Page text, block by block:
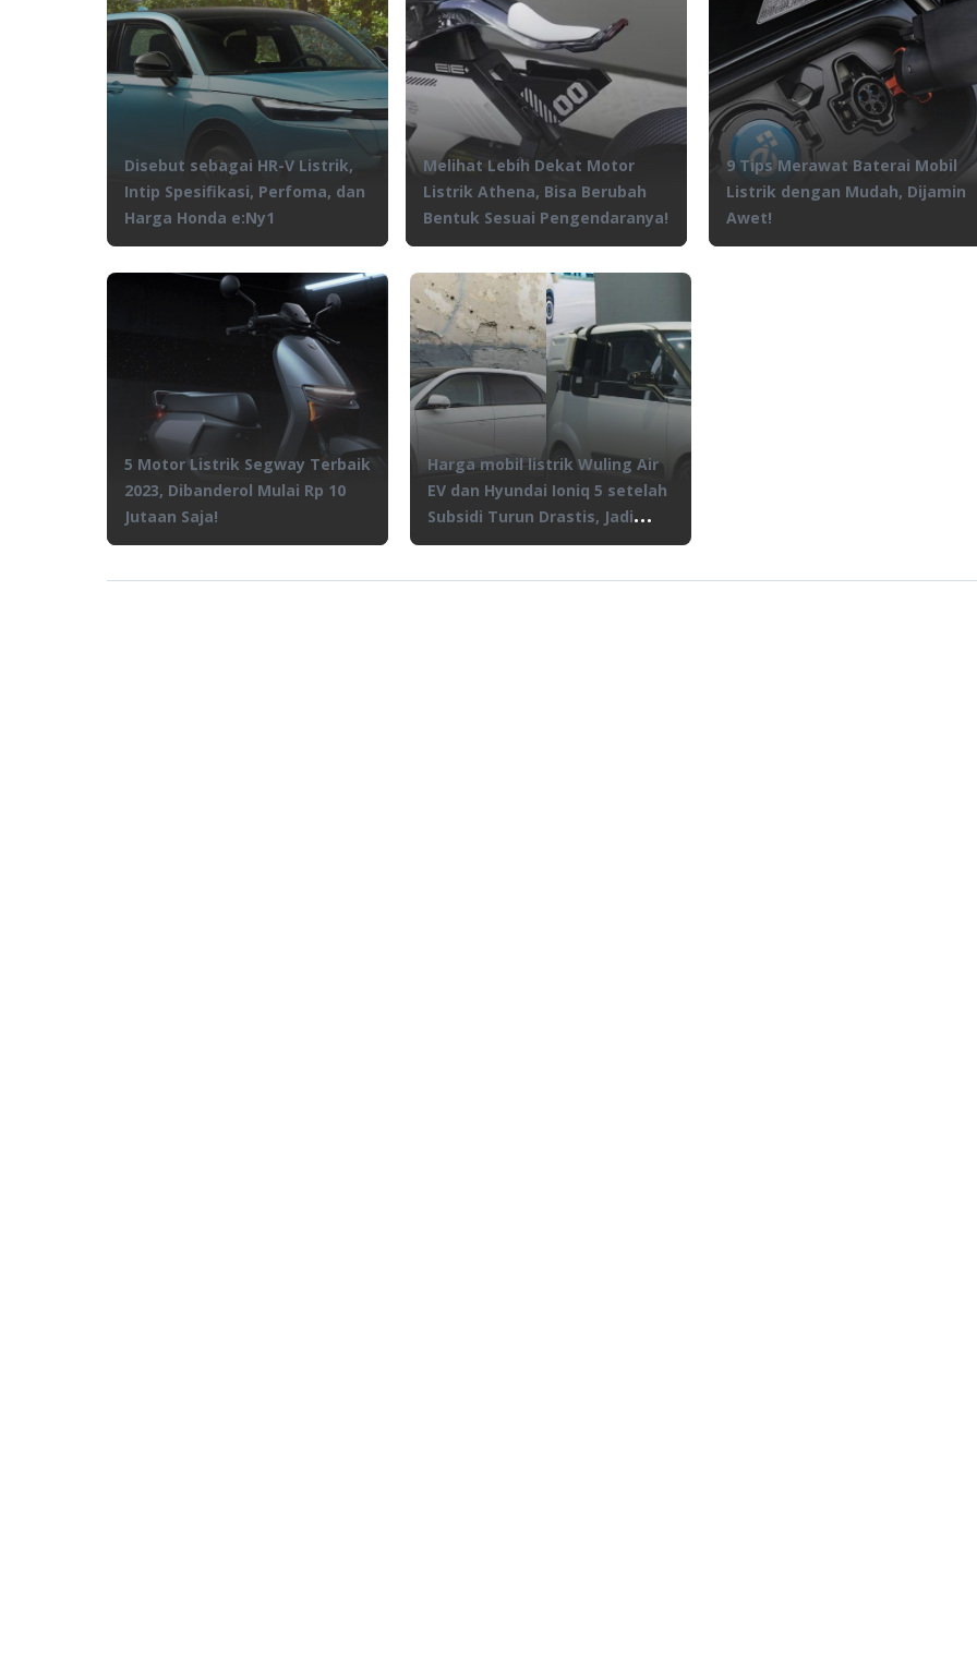
Disebut sebagai HR-V Listrik,
Intip Spesifikasi, Perfoma, dan
Harga Honda e:Ny1
Melihat Lebih Dekat Motor
Listrik Athena, Bisa Berubah
Bentuk Sesuai Pengendaranya!
9 Tips Merawat Baterai Mobil
Listrik dengan Mudah, Dijamin
Awet!
5 Motor Listrik Segway Terbaik
2023, Dibanderol Mulai Rp 10
Jutaan Saja!
Harga mobil listrik Wuling Air
EV dan Hyundai Ioniq 5 setelah
Subsidi Turun Drastis, Jadi
Berapa?